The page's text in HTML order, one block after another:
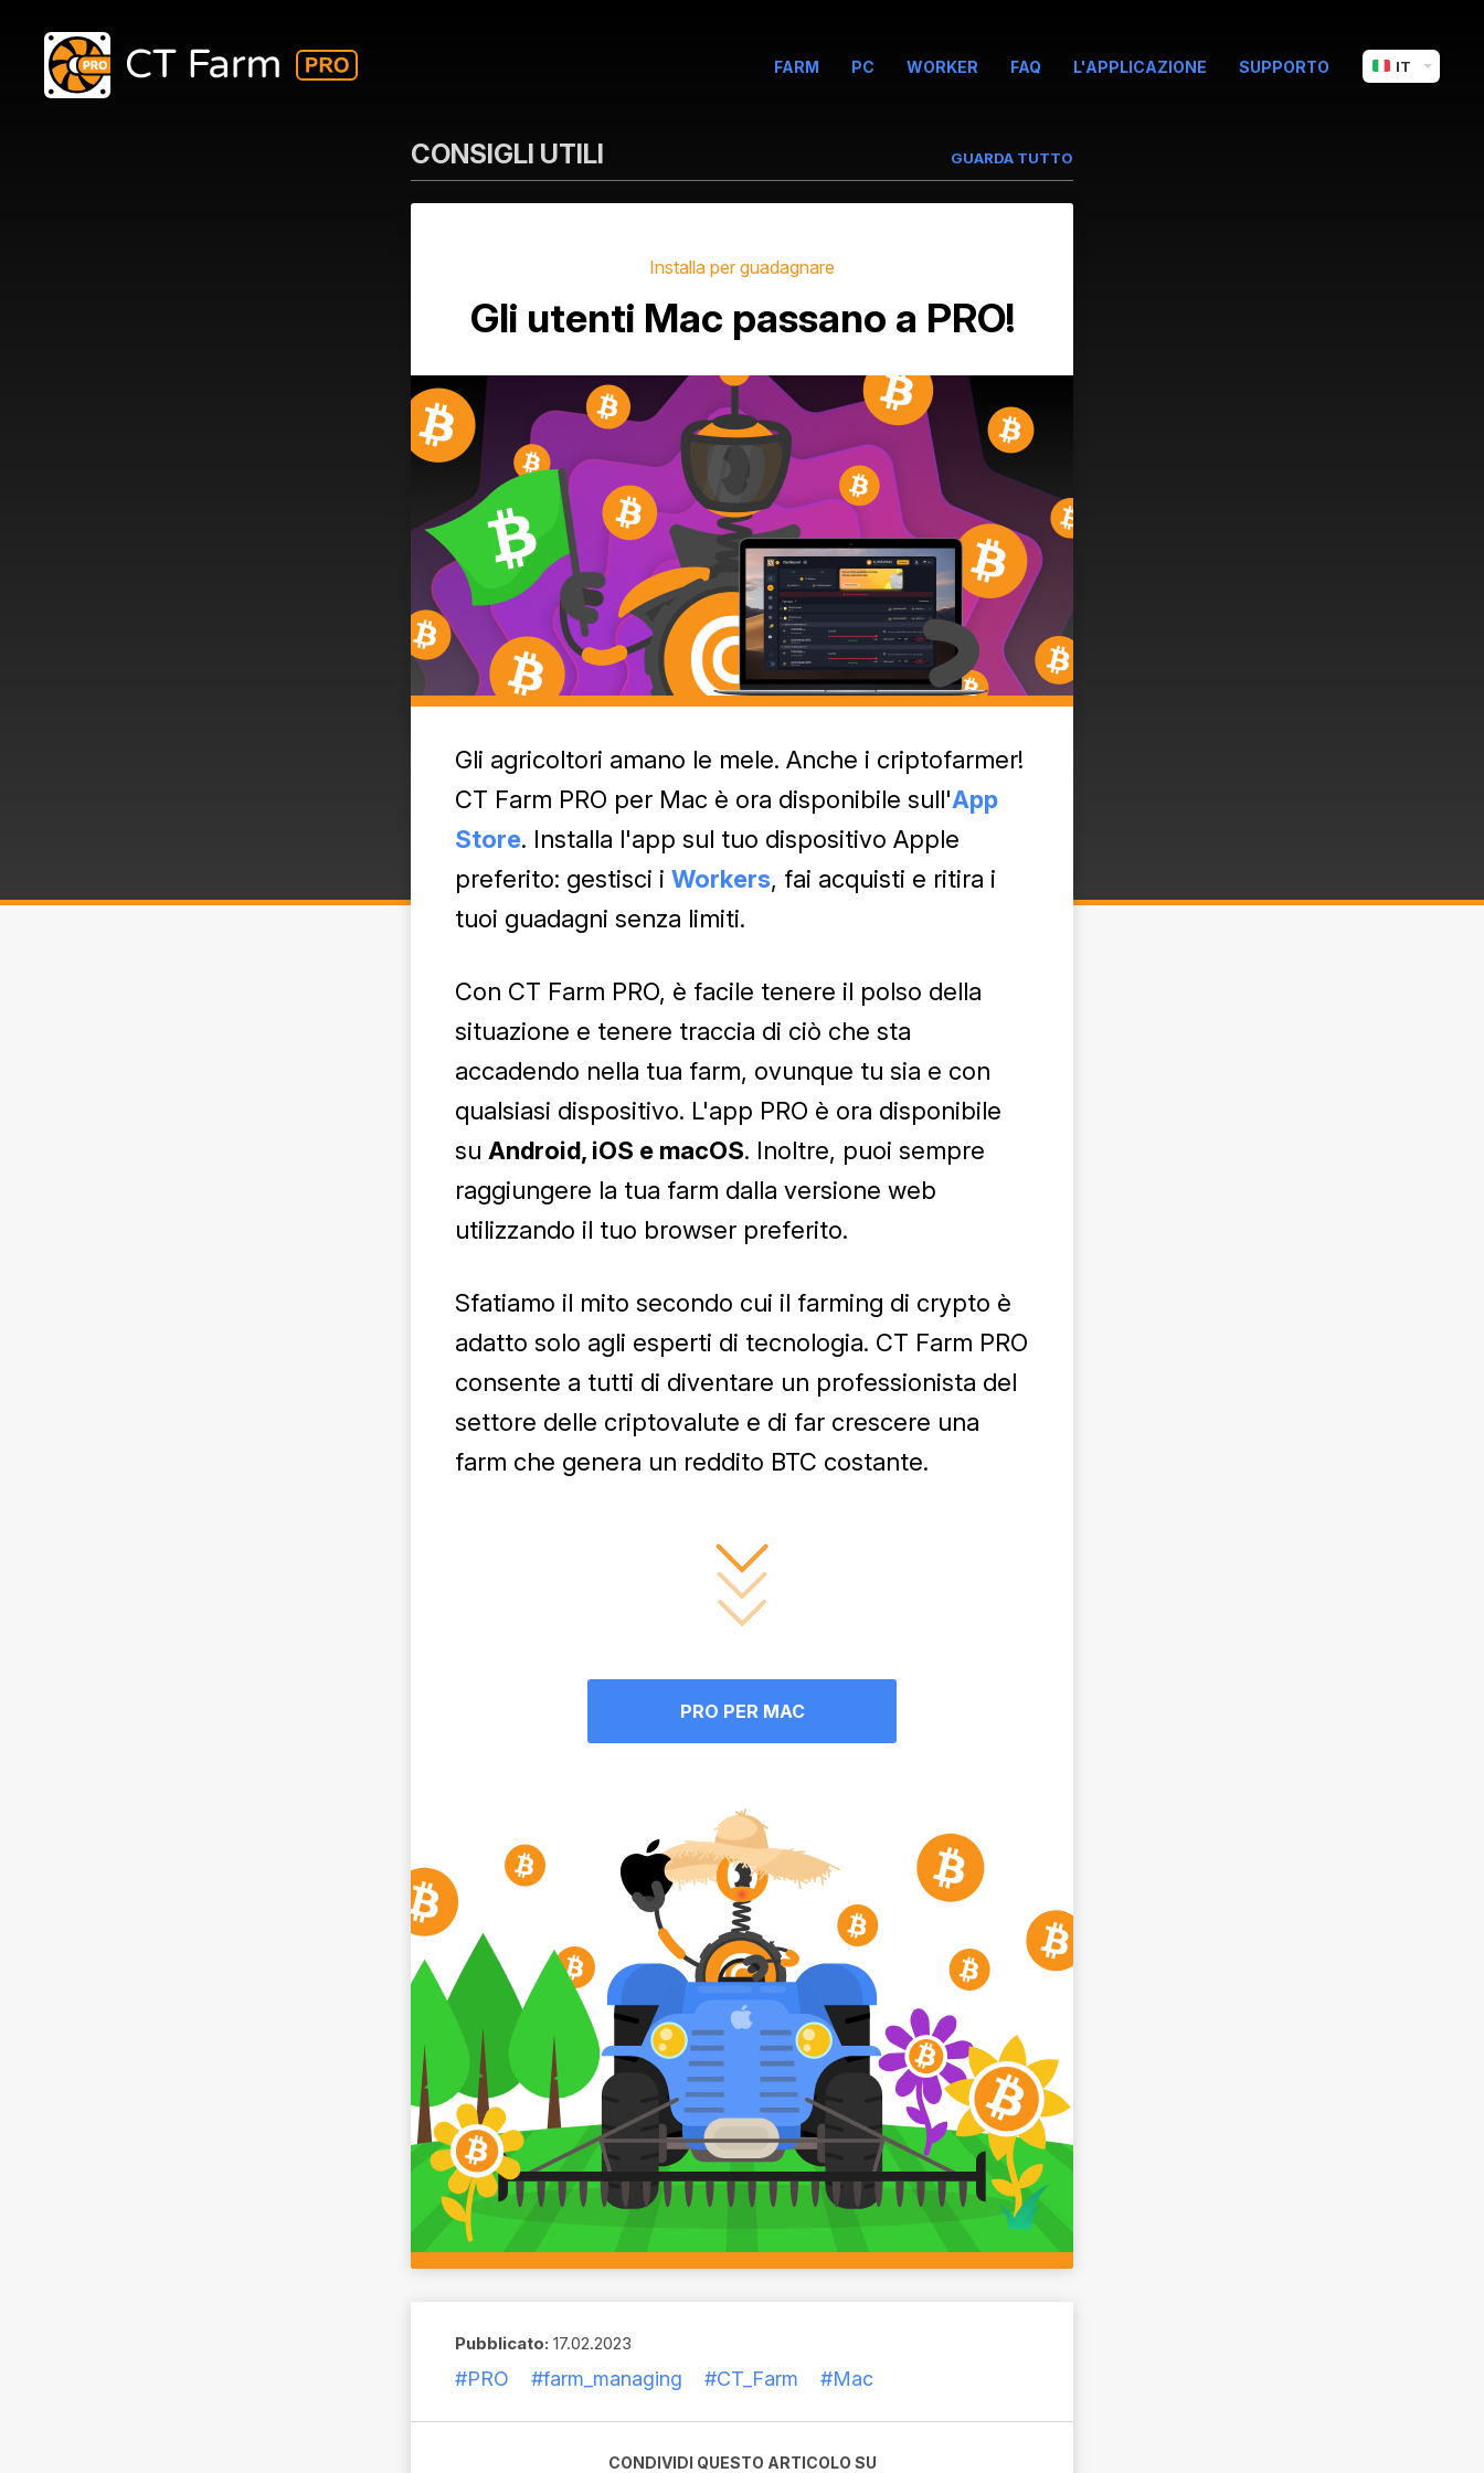
FARM PC WORKER FAQ L'APPLICAZIONE SUPPORTO IT
CONSIGLI UTILI GUARDA TUTTO
Installa per guadagnare
Gli utenti Mac passano a PRO!
Gli agricoltori amano le mele. Anche i criptofarmer!
CT Farm PRO per Mac è ora disponibile sull'App
Store. Installa l'app sul tuo dispositivo Apple
preferito: gestisci i Workers, fai acquisti e ritira i
tuoi guadagni senza limiti.
Con CT Farm PRO, è facile tenere il polso della
situazione e tenere traccia di ciò che sta
accadendo nella tua farm, ovunque tu sia e con
qualsiasi dispositivo. L'app PRO è ora disponibile
su Android, iOS e macOS. Inoltre, puoi sempre
raggiungere la tua farm dalla versione web
utilizzando il tuo browser preferito.
Sfatiamo il mito secondo cui il farming di crypto è
adatto solo agli esperti di tecnologia. CT Farm PRO
consente a tutti di diventare un professionista del
settore delle criptovalute e di far crescere una
farm che genera un reddito BTC costante.
PRO PER MAC
Pubblicato: 17.02.2023
#PRO #farm_managing #CT_Farm #Mac
CONDIVIDI QUESTO ARTICOLO SU